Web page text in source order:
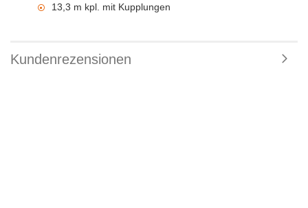
13,3 m kpl. mit Kupplungen
Kundenrezensionen